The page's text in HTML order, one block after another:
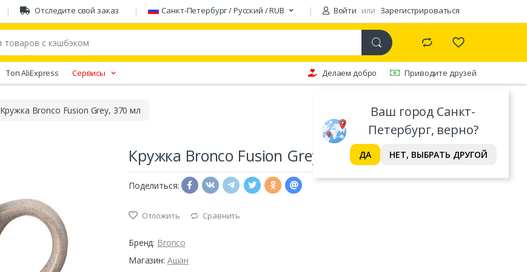
Отследите свой заказ Санкт-Петербург / Русский / RUB Войти или Зарегистрироваться
Ваш город Санкт-
Петербург, верно?
ДА НЕТ, ВЫБРАТЬ ДРУГОЙ
Tоп AliExpress Сервисы Делаем добро Приводите друзей
Кружка Bronco Fusion Grey, 370 мл
Кружка Bronco Fusion Grey, 370 мл
Поделиться:
Отложить Сравнить
Бренд: Bronco
Магазин: Ашан